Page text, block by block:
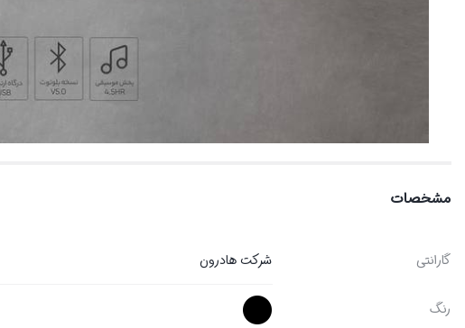
مشخصات
گارانتی شرکت هادرون
رنگ